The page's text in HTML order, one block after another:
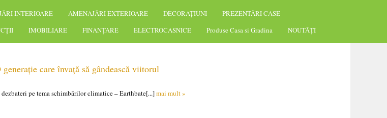
INTERIOARE AMENAJĂRI EXTERIOARE DECORAȚIUNI
PREZENTĂRI CASE
IMOBILIARE FINANȚARE ELECTROCASNICE Produse Casa si Gradina NOUTĂȚI
care învață să gândească viitorul
pe tema schimbărilor climatice – Earthbate[...]mai mult »